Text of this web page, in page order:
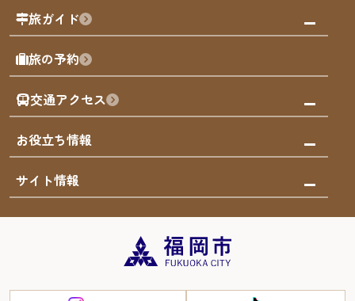
福岡を楽しむ
福岡のアート
福岡のナイトタイム
福岡の歴史・文化
サステナブルツーリズム
福岡検定
よかなび音声ガイド
観る・遊ぶ
屋台
買う
体験
泊まる
旅ガイド
モデルコース
AIおまかせコース
オリジナルプラン
みんなの旅行記
旅の予約
交通アクセス
市内交通ガイド
お得なチケット
お役立ち情報
お知らせ
災害情報
サイト情報
まち歩き・体験プログラム掲載申込